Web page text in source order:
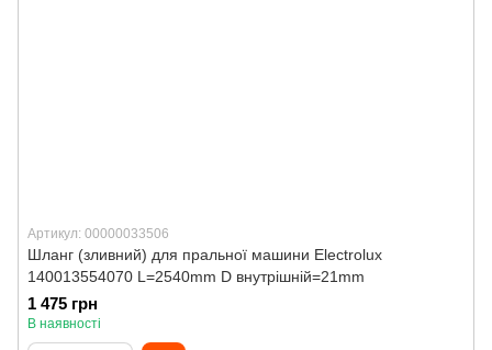
Артикул: 00000033506
Шланг (зливний) для пральної машини Electrolux
140013554070 L=2540mm D внутрішній=21mm
1 475 грн
В наявності